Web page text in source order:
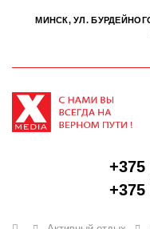
МИНСК, УЛ.
+375
+375